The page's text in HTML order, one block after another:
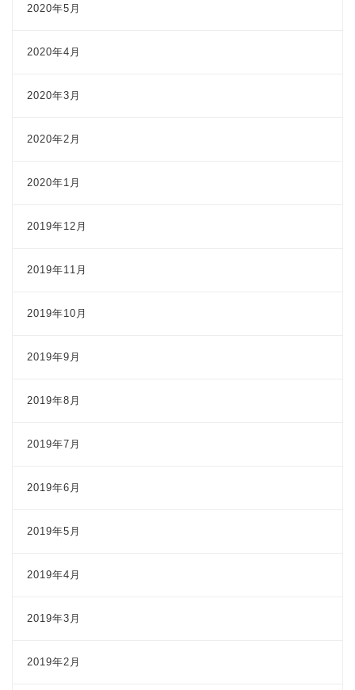
2020年5月
2020年4月
2020年3月
2020年2月
2020年1月
2019年12月
2019年11月
2019年10月
2019年9月
2019年8月
2019年7月
2019年6月
2019年5月
2019年4月
2019年3月
2019年2月